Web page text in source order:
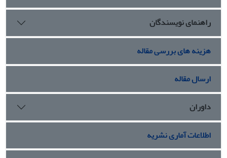
راهنمای نویسندگان
هزینه های بررسی مقاله
ارسال مقاله
داوران
اطلاعات آماری نشریه